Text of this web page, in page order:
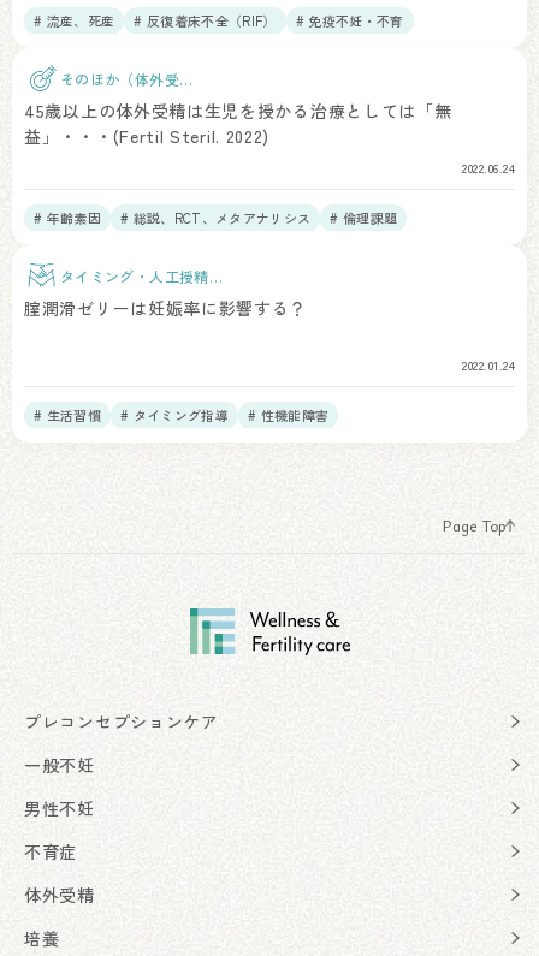
# 流産、死産 # 反復着床不全（RIF） # 免疫不妊・不育
そのほか（体外受
45歳以上の体外受精は生児を授かる治療としては「無
益」・・・(Fertil Steril. 2022)
2022.06.24
# 年齢素因 # 総説、RCT、メタアナリシス # 倫理課題
タイミング・人工授精治
腟潤滑ゼリーは妊娠率に影響する？
2022.01.24
# 生活習慣 # タイミング指導 # 性機能障害
Page Top
プレコンセプションケア
一般不妊
男性不妊
不育症
体外受精
培養